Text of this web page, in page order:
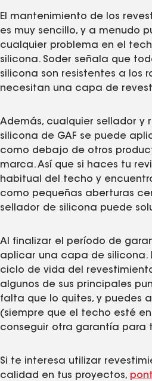
El mantenimiento de los
es muy sencillo, y a menudo
cualquier problema en el
silicona. Soder señala que
silicona son resistentes a los
necesitan una capa de
Además, cualquier sellador y
silicona de GAF se puede
como debajo de otros
marca. Así que si haces tu
habitual del techo y
como pequeñas aberturas
sellador de silicona puede
Al finalizar el período de
aplicar una capa de silicona.
ciclo de vida del
algunos de sus principales
falta que lo quites, y puedes
(siempre que el techo esté
conseguir otra garantía para
Si te interesa utilizar
calidad en tus proyectos,